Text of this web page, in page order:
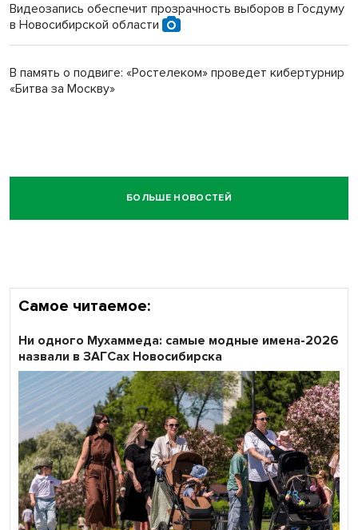
Видеозапись обеспечит прозрачность выборов в Госдуму
в Новосибирской области
В память о подвиге: «Ростелеком» проведет кибертурнир
«Битва за Москву»
БОЛЬШЕ НОВОСТЕЙ
Самое читаемое:
Ни одного Мухаммеда: самые модные имена-2026
назвали в ЗАГСах Новосибирска